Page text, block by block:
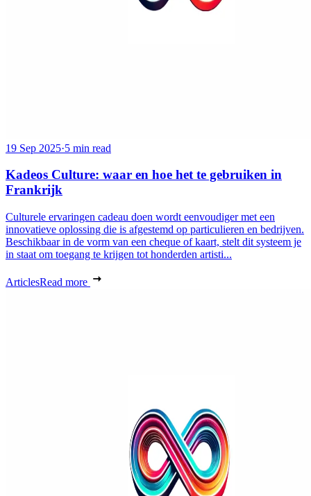
19 Sep 2025·5 min read
Kadeos Culture: waar en hoe het te gebruiken in
Frankrijk
Culturele ervaringen cadeau doen wordt eenvoudiger met een
innovatieve oplossing die is afgestemd op particulieren en bedrijven.
Beschikbaar in de vorm van een cheque of kaart, stelt dit systeem je
in staat om toegang te krijgen tot honderden artisti...
ArticlesRead more